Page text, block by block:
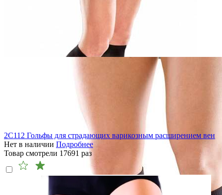
2C112 Гольфы для страдающих варикозным расширением вен
Нет в наличии Подробнее
Товар смотрели 17691 раз